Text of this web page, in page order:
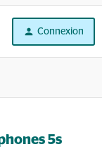
Connexion
5s